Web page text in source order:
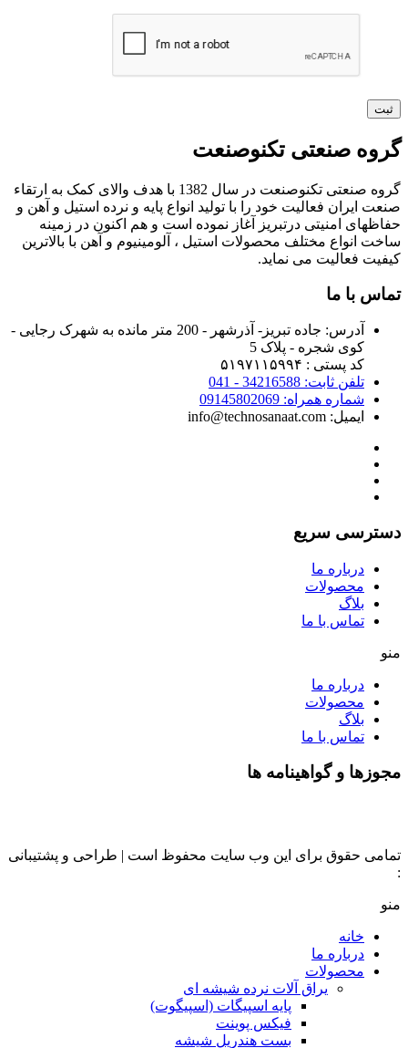
گروه صنعتی تکنوصنعت
گروه صنعتی تکنوصنعت در سال 1382 با هدف والای کمک به ارتقاء
صنعت ایران فعالیت خود را با تولید انواع پایه و نرده استیل و آهن و
حفاظهای امنیتی درتبریز آغاز نموده است و هم اکنون در زمینه
ساخت انواع مختلف محصولات استیل ، آلومینیوم و آهن با بالاترین
کیفیت فعالیت می نماید.
تماس با ما
آدرس:
جاده تبریز- آذرشهر - 200 متر مانده به شهرک رجایی -
کوی شجره - پلاک 5
کد پستی : ۵۱۹۷۱۱۵۹۹۴
تلفن ثابت: 34216588 - 041
شماره همراه: 09145802069
ایمیل: info@technosanaat.com
دسترسی سریع
درباره ما
محصولات
بلاگ
تماس با ما
منو
درباره ما
محصولات
بلاگ
تماس با ما
مجوزها و گواهینامه ها
تمامی حقوق برای این وب سایت محفوظ است | طراحی و پشتیبانی
:
منو
خانه
درباره ما
محصولات
یراق آلات نرده شیشه ای
پایه اسپیگات (اسپیگوت)
فیکس پوینت
بست هندریل شیشه